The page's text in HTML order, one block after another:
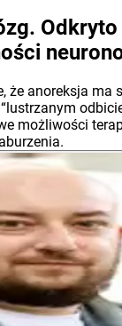
że anoreksja ma
możliwości